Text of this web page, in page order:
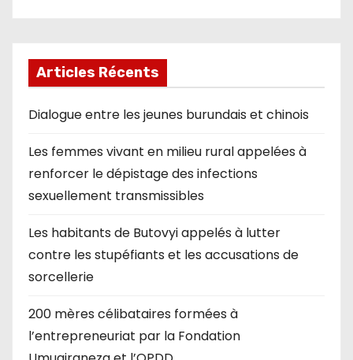
Articles Récents
Dialogue entre les jeunes burundais et chinois
Les femmes vivant en milieu rural appelées à
renforcer le dépistage des infections
sexuellement transmissibles
Les habitants de Butovyi appelés à lutter
contre les stupéfiants et les accusations de
sorcellerie
200 mères célibataires formées à
l’entrepreneuriat par la Fondation